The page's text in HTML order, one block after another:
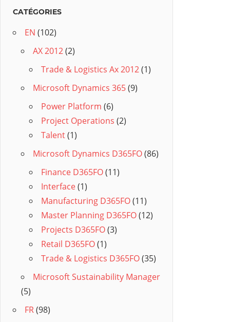
CATÉGORIES
EN (102)
AX 2012(2)
Trade & Logistics Ax 2012(1)
Microsoft Dynamics 365(9)
Power Platform (6)
Project Operations (2)
Talent(1)
Microsoft Dynamics D365FO(86)
Finance D365FO(11)
Interface(1)
Manufacturing D365FO(11)
Master Planning D365FO(12)
Projects D365FO(3)
Retail D365FO(1)
Trade & Logistics D365FO(35)
Microsoft Sustainability Manager
(5)
FR(98)